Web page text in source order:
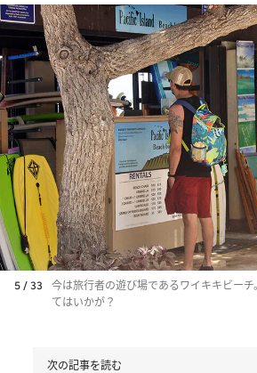
5 / 33
今は旅行者の遊び場であるワイキキビー
てはいかが？
次の記事を読む